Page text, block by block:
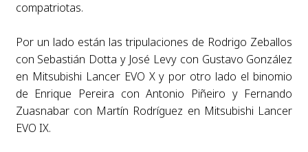
compatriotas.
Por un lado están las tripulaciones de Rodrigo Zeballos
con Sebastián Dotta y José Levy con Gustavo González
en Mitsubishi Lancer EVO X y por otro lado el binomio
de Enrique Pereira con Antonio Piñeiro y Fernando
Zuasnabar con Martín Rodríguez en Mitsubishi Lancer
EVO IX.